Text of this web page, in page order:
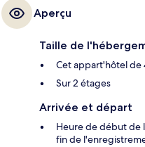
Aperçu
Taille de
Cet appart'hôtel de
Sur 2 étages
Arrivée et départ
Heure de début de
fin de